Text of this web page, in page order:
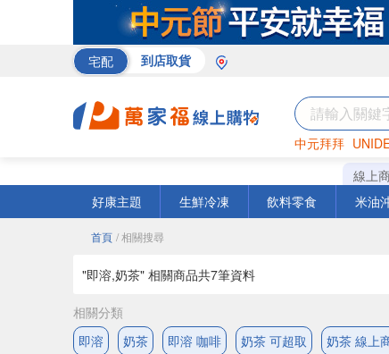
宅配 到店取貨
中元拜拜
罐頭 咖
線上
好康主題
生鮮冷凍 飲料零食 米油
首頁 / 相關搜尋
"即溶,奶茶" 相關商品共7筆資料
相關分類
即溶
奶茶 即溶 咖啡 奶茶 可超取 奶茶 線上